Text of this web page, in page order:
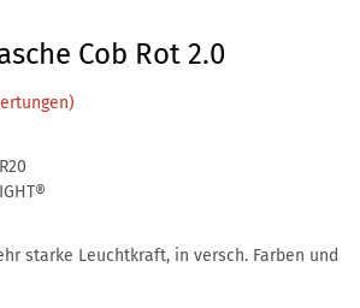
Cob Rot 2.0
starke Leuchtkraft, in versch. Farben und